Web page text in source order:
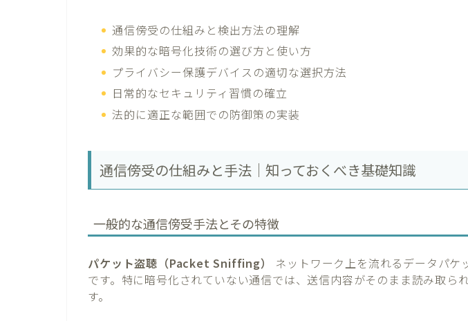
通信傍受の仕組みと検出方法の理解
効果的な暗号化技術の選び方と使い方
プライバシー保護デバイスの適切な選択方法
日常的なセキュリティ習慣の確立
法的に適正な範囲での防御策の実装
通信傍受の仕組みと手法｜知っておくべき基礎知識
一般的な通信傍受手法とその特徴
パケット盗聴（Packet Sniffing）
ネットワーク上を流れるデータパケ
です。特に暗号化されていない通信では、送信内容がそのまま読み取ら
す。